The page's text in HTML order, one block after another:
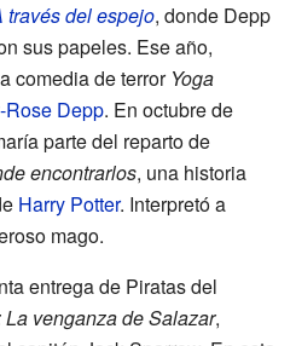
través del espejo, donde Depp
sus papeles. Ese año,
comedia de terror Yoga
Rose Depp. En octubre de
parte del reparto de
encontrarlos, una historia
Harry Potter. Interpretó a
mago.
entrega de Piratas del
venganza de Salazar,